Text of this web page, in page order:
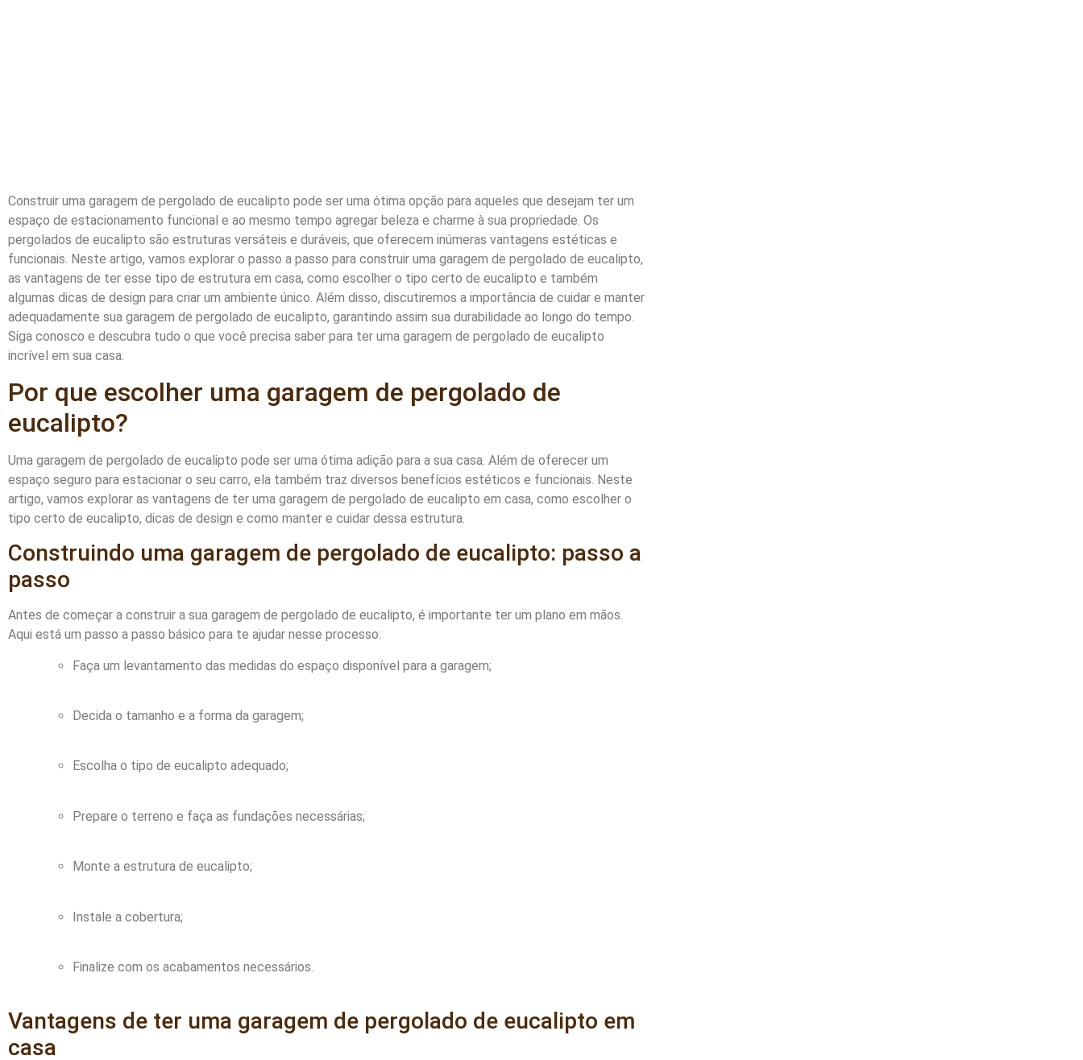
Construir uma garagem de pergolado de eucalipto pode ser uma ótima opção para aqueles que desejam ter um
espaço de estacionamento funcional e ao mesmo tempo agregar beleza e charme à sua propriedade. Os
pergolados de eucalipto são estruturas versáteis e duráveis, que oferecem inúmeras vantagens estéticas e
funcionais. Neste artigo, vamos explorar o passo a passo para construir uma garagem de pergolado de eucalipto,
as vantagens de ter esse tipo de estrutura em casa, como escolher o tipo certo de eucalipto e também
algumas dicas de design para criar um ambiente único. Além disso, discutiremos a importância de cuidar e manter
adequadamente sua garagem de pergolado de eucalipto, garantindo assim sua durabilidade ao longo do tempo.
Siga conosco e descubra tudo o que você precisa saber para ter uma garagem de pergolado de eucalipto
incrível em sua casa.
Por que escolher uma garagem de pergolado de
eucalipto?
Uma garagem de pergolado de eucalipto pode ser uma ótima adição para a sua casa. Além de oferecer um
espaço seguro para estacionar o seu carro, ela também traz diversos benefícios estéticos e funcionais. Neste
artigo, vamos explorar as vantagens de ter uma garagem de pergolado de eucalipto em casa, como escolher o
tipo certo de eucalipto, dicas de design e como manter e cuidar dessa estrutura.
Construindo uma garagem de pergolado de eucalipto: passo a
passo
Antes de começar a construir a sua garagem de pergolado de eucalipto, é importante ter um plano em mãos.
Aqui está um passo a passo básico para te ajudar nesse processo:
Faça um levantamento das medidas do espaço disponível para a garagem;
Decida o tamanho e a forma da garagem;
Escolha o tipo de eucalipto adequado;
Prepare o terreno e faça as fundações necessárias;
Monte a estrutura de eucalipto;
Instale a cobertura;
Finalize com os acabamentos necessários.
Vantagens de ter uma garagem de pergolado de eucalipto em
casa